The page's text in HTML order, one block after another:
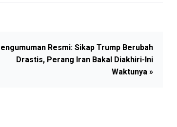
Resmi: Sikap Trump Berubah
Drastis, Perang Iran Bakal Diakhiri-Ini
Waktunya »